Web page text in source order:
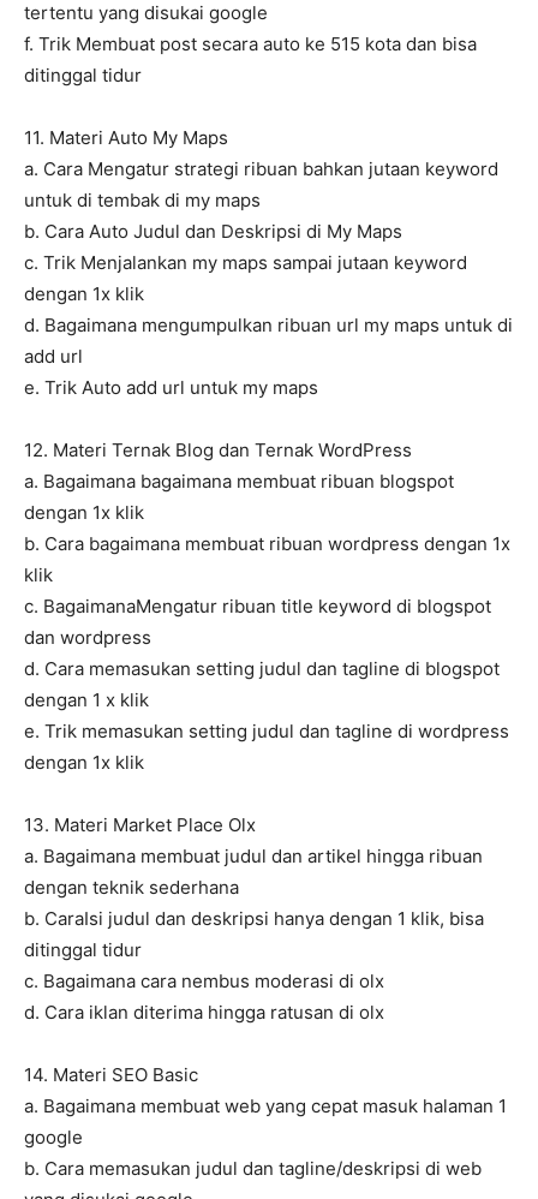
tertentu yang disukai google
f. Trik Membuat post secara auto ke 515 kota dan bisa
ditinggal tidur
11. Materi Auto My Maps
a. Cara Mengatur strategi ribuan bahkan jutaan keyword
untuk di tembak di my maps
b. Cara Auto Judul dan Deskripsi di My Maps
c. Trik Menjalankan my maps sampai jutaan keyword
dengan 1x klik
d. Bagaimana mengumpulkan ribuan url my maps untuk di
add url
e. Trik Auto add url untuk my maps
12. Materi Ternak Blog dan Ternak WordPress
a. Bagaimana bagaimana membuat ribuan blogspot
dengan 1x klik
b. Cara bagaimana membuat ribuan wordpress dengan 1x
klik
c. BagaimanaMengatur ribuan title keyword di blogspot
dan wordpress
d. Cara memasukan setting judul dan tagline di blogspot
dengan 1 x klik
e. Trik memasukan setting judul dan tagline di wordpress
dengan 1x klik
13. Materi Market Place Olx
a. Bagaimana membuat judul dan artikel hingga ribuan
dengan teknik sederhana
b. CaraIsi judul dan deskripsi hanya dengan 1 klik, bisa
ditinggal tidur
c. Bagaimana cara nembus moderasi di olx
d. Cara iklan diterima hingga ratusan di olx
14. Materi SEO Basic
a. Bagaimana membuat web yang cepat masuk halaman 1
google
b. Cara memasukan judul dan tagline/deskripsi di web